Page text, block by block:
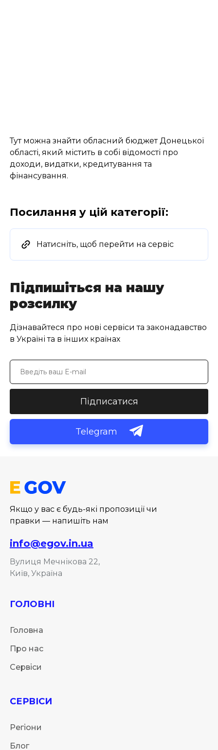
Тут можна знайти обласний бюджет Донецької
області, який містить в собі відомості про
доходи, видатки, кредитування та
фінансування.
Посилання у цій категорії:
Натисніть, щоб перейти на сервіс
Підпишіться на нашу
розсилку
Дізнавайтеся про нові сервіси та законадавство
в Україні та в інших країнах
Підписатися
Telegram
Якщо у вас є будь-які пропозиції чи
правки — напишіть нам
info@egov.in.ua
Вулиця Мечнікова 22,
Київ, Україна
ГОЛОВНІ
Головна
Про нас
Сервіси
СЕРВІСИ
Регіони
Блог